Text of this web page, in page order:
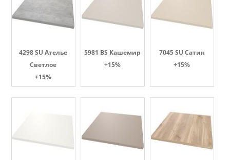
4298 SU Ателье
Светлое
+15%
5981 BS Кашемир
+15%
7045 SU Сатин
+15%